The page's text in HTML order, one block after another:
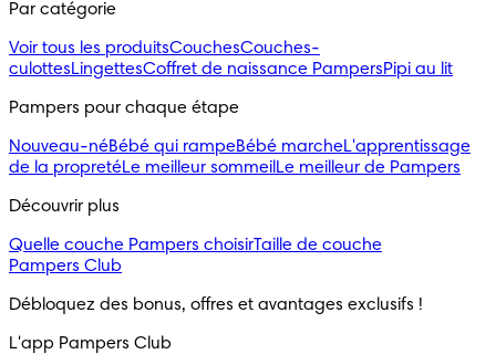
Par catégorie
Voir tous les produitsCouchesCouches-
culottesLingettesCoffret de naissance PampersPipi au lit
Pampers pour chaque étape
Nouveau-néBébé qui rampeBébé marcheL'apprentissage
de la propretéLe meilleur sommeil Le meilleur de Pampers
Découvrir plus
Quelle couche Pampers choisirTaille de couche
Pampers Club
Débloquez des bonus, offres et avantages exclusifs !
L'app Pampers Club